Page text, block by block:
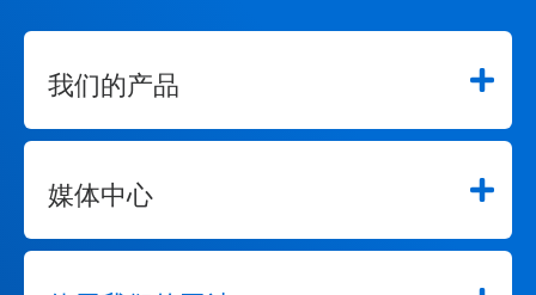
我们的产品
媒体中心